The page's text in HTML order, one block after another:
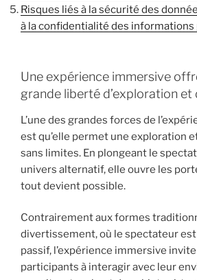
Risques liés à la sécurité des
à la confidentialité des informations
Une expérience immersive
grande liberté d’exploration et
L’une des grandes forces de
est qu’elle permet une exploration
sans limites. En plongeant le
univers alternatif, elle ouvre les
tout devient possible.
Contrairement aux formes
divertissement, où le spectateur
passif, l’expérience immersive
participants à interagir avec leur